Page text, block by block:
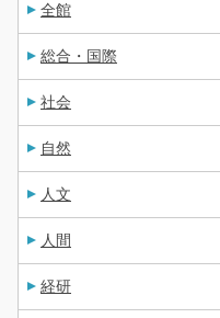
全館
総合・国際
社会
自然
人文
人間
経研